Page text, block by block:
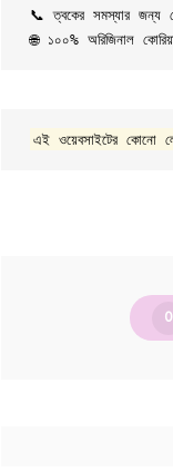
📞 ত্বকের সমস্যার
🌐 ১০০% অরিজিনাল
এই ওয়েবসাইটের কোনো
0